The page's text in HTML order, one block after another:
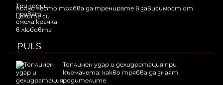
Колко често трябва да тренирате в зависимост от
целите си
PULS
Топлинен удар и дехидратация при
кърмачета: какво трябва да знаят
родителите